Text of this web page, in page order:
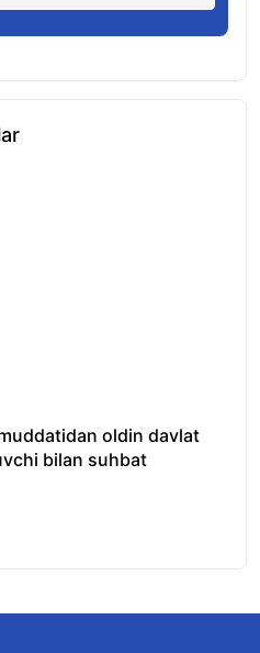
oldin davlat
bilan suhbat